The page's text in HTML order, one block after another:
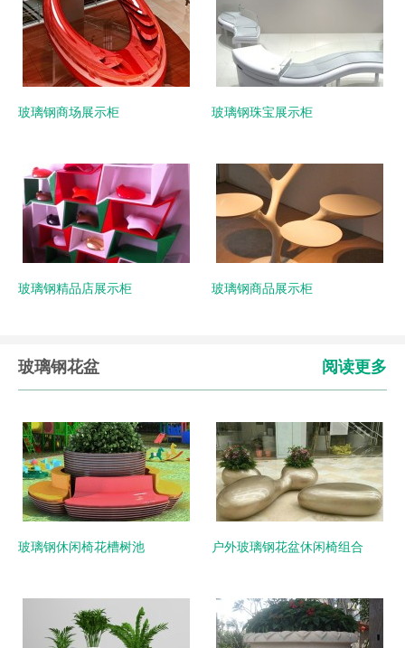
玻璃钢商场展示柜 玻璃钢珠宝展示柜
玻璃钢精品店展示柜 玻璃钢商品展示柜
玻璃钢花盆 阅读更多
玻璃钢休闲椅花槽树池 户外玻璃钢花盆休闲椅组合